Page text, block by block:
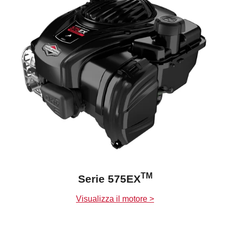
Serie 575EXTM
Visualizza il motore >